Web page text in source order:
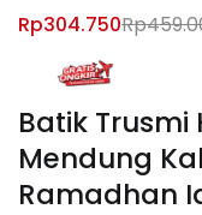
Batik Trusmi
Mendung
Ramadhan
Rp304.750Rp